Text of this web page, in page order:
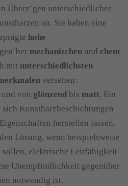
Überz¨gen unterschiedlicher
an. Sie haben eine
hohe
mechanischen und
mit unterschiedlichsten
versehen:
und von glänzend bis matt. Ein
Kunstharzbeschichtungen
herstellen lassen.
Lösung, wenn beispielsweise
sollen, elektrische Leitfähigkeit
Unempfindlichkeit gegenüber
notwendig ist.